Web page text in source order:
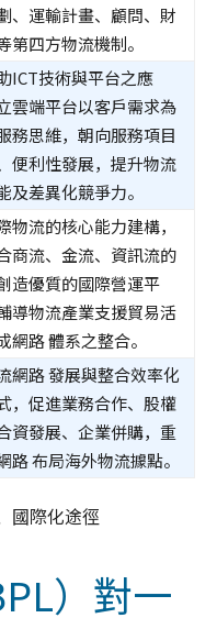
、運輸計畫、顧問、財
第四方物流機制。
ICT技術與平台之應
雲端平台以客戶需求為
務思維，朝向服務項目
便利性發展，提升物流
及差異化競爭力。
物流的核心能力建構，
商流、金流、資訊流的
造優質的國際營運平
導物流產業支援貿易活
網路 體系之整合。
網路 發展與整合效率化
，促進業務合作、股權
資發展、企業併購，重
路 布局海外物流據點。
國際化途徑
）對一